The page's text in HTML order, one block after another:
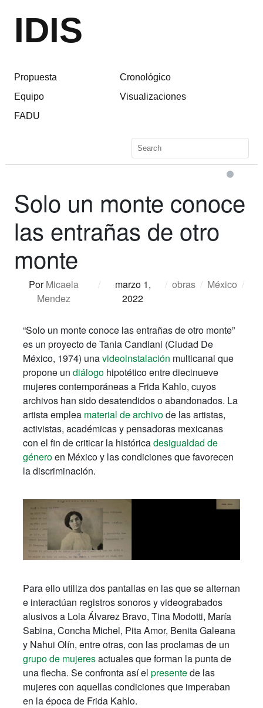
IDIS
Propuesta
Equipo
FADU
Cronológico
Visualizaciones
Solo un monte conoce
las entrañas de otro
monte
PorMicaela
Mendez
/
marzo 1,
2022
/ obras / México /
“Solo un monte conoce las entrañas de otro monte”
es un proyecto de Tania Candiani (Ciudad De
México, 1974) unavideoinstalación multicanal que
propone un diálogo hipotético entre diecinueve
mujeres contemporáneas a Frida Kahlo, cuyos
archivos han sido desatendidos o abandonados. La
artista emplea material de archivode las artistas,
activistas, académicas y pensadoras mexicanas
con el fin de criticar la históricadesigualdad de
géneroen México y las condiciones que favorecen
la discriminación.
Para ello utiliza dos pantallas en las que se alternan
e interactúan registros sonoros y videograbados
alusivos a Lola Álvarez Bravo, Tina Modotti, María
Sabina, Concha Michel, Pita Amor, Benita Galeana
y Nahui Olín, entre otras, con las proclamas de un
grupo de mujeresactuales que forman la punta de
una flecha. Se confronta así el presentede las
mujeres con aquellas condiciones que imperaban
en la época de Frida Kahlo.